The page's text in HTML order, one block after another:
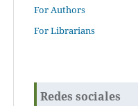
For Authors
For Librarians
Redes sociales